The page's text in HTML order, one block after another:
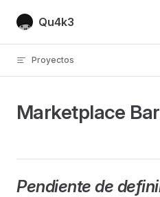
Skip to content
Qu4k3
Proyectos
Marketplace
Pendiente de